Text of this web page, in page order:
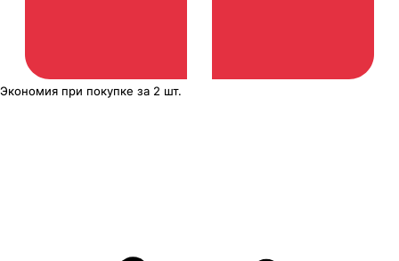
Экономия при покупке за 2 шт.